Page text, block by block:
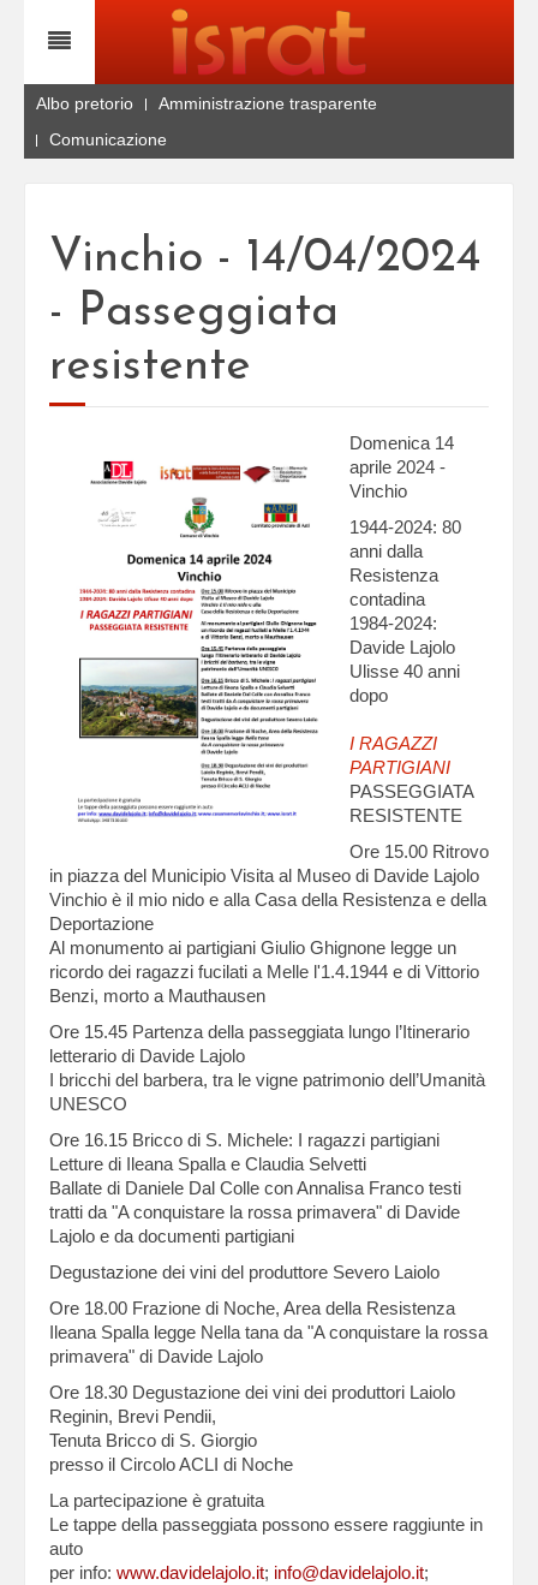
Albo pretorio
Amministrazione trasparente
Comunicazione
Vinchio - 14/04/2024
- Passeggiata
resistente
Domenica 14
aprile 2024 -
Vinchio
1944-2024: 80
anni dalla
Resistenza
contadina
1984-2024:
Davide Lajolo
Ulisse 40 anni
dopo
I RAGAZZI
PARTIGIANI
PASSEGGIATA
RESISTENTE
Ore 15.00 Ritrovo
in piazza del Municipio Visita al Museo di Davide Lajolo
Vinchio è il mio nido e alla Casa della Resistenza e della
Deportazione
Al monumento ai partigiani Giulio Ghignone legge un
ricordo dei ragazzi fucilati a Melle l'1.4.1944 e di Vittorio
Benzi, morto a Mauthausen
Ore 15.45 Partenza della passeggiata lungo l’Itinerario
letterario di Davide Lajolo
I bricchi del barbera, tra le vigne patrimonio dell’Umanità
UNESCO
Ore 16.15 Bricco di S. Michele: I ragazzi partigiani
Letture di Ileana Spalla e Claudia Selvetti
Ballate di Daniele Dal Colle con Annalisa Franco testi
tratti da "A conquistare la rossa primavera" di Davide
Lajolo e da documenti partigiani
Degustazione dei vini del produttore Severo Laiolo
Ore 18.00 Frazione di Noche, Area della Resistenza
Ileana Spalla legge Nella tana da "A conquistare la rossa
primavera" di Davide Lajolo
Ore 18.30 Degustazione dei vini dei produttori Laiolo
Reginin, Brevi Pendii,
Tenuta Bricco di S. Giorgio
presso il Circolo ACLI di Noche
La partecipazione è gratuita
Le tappe della passeggiata possono essere raggiunte in
auto
per info: www.davidelajolo.it; info@davidelajolo.it;